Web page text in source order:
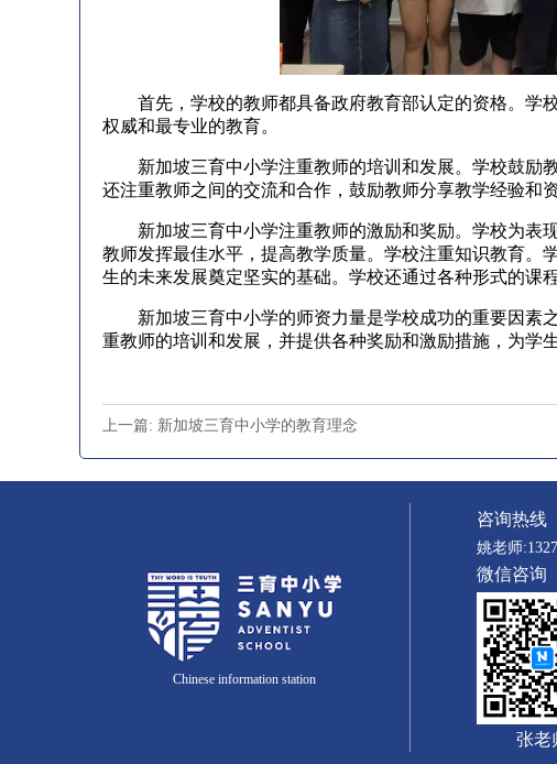
首先，学校的教师都具备政府教育部认定的资格。学
权威和最专业的教育。
新加坡三育中小学注重教师的培训和发展。学校鼓励
还注重教师之间的交流和合作，鼓励教师分享教学经验和
新加坡三育中小学注重教师的激励和奖励。学校为表
教师发挥最佳水平，提高教学质量。学校注重知识教育。
生的未来发展奠定坚实的基础。学校还通过各种形式的课
新加坡三育中小学的师资力量是学校成功的重要因素
重教师的培训和发展，并提供各种奖励和激励措施，为学
上一篇: 新加坡三育中小学的教育理念
Chinese information station
咨询热线
姚老师
微信咨询
张老